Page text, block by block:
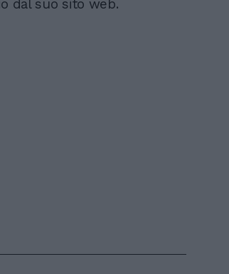
dal suo sito web.